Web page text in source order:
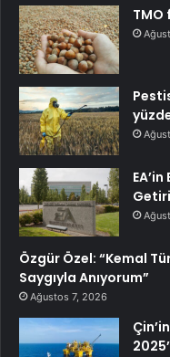
TMO
Özgür Özel: “Kemal
Saygıyla Anıyorum”
Ağustos 7, 2026